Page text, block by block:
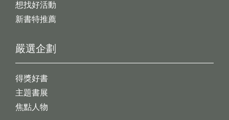
想找好活動
新書特推薦
嚴選企劃
得獎好書
主題書展
焦點人物